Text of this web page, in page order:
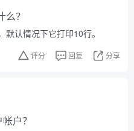
？
认情况下它打印10行。
评分 回复 分享
户？